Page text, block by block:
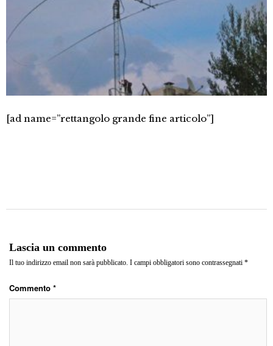
[ad name=”rettangolo grande fine articolo”]
Lascia un commento
Il tuo indirizzo email non sarà pubblicato. I campi obbligatori sono contrassegnati *
Commento *